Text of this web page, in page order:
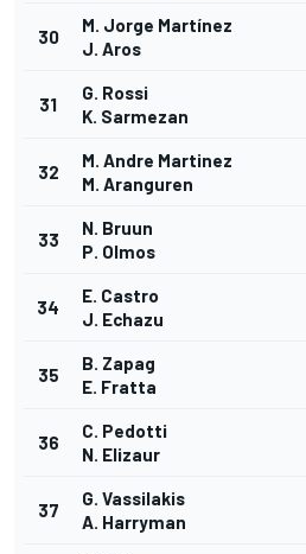
30
M. Jorge Martínez
J. Aros
31
G. Rossi
K. Sarmezan
32
M. Andre Martinez
M. Aranguren
33
N. Bruun
P. Olmos
34
E. Castro
J. Echazu
35
B. Zapag
E. Fratta
36
C. Pedotti
N. Elizaur
37
G. Vassilakis
A. Harryman